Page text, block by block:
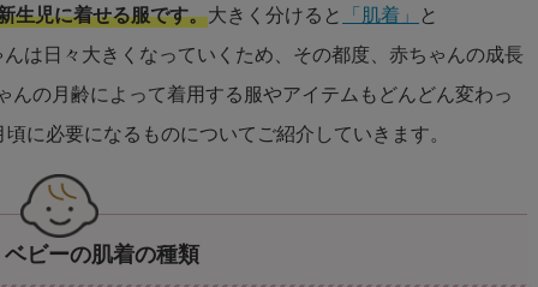
生児に着せる服です。大きく分けると 「肌着」 と
は日々大きくなっていくため、その都度、赤ちゃんの成長
の月齢によって着用する服やアイテムもどんどん変わっ
に必要になるものについてご紹介していきます。
ビーの肌着の種類